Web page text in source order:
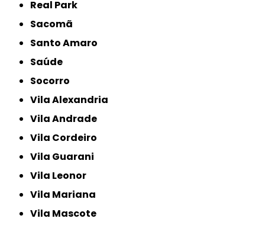
Real Park
Sacomã
Santo Amaro
Saúde
Socorro
Vila Alexandria
Vila Andrade
Vila Cordeiro
Vila Guarani
Vila Leonor
Vila Mariana
Vila Mascote